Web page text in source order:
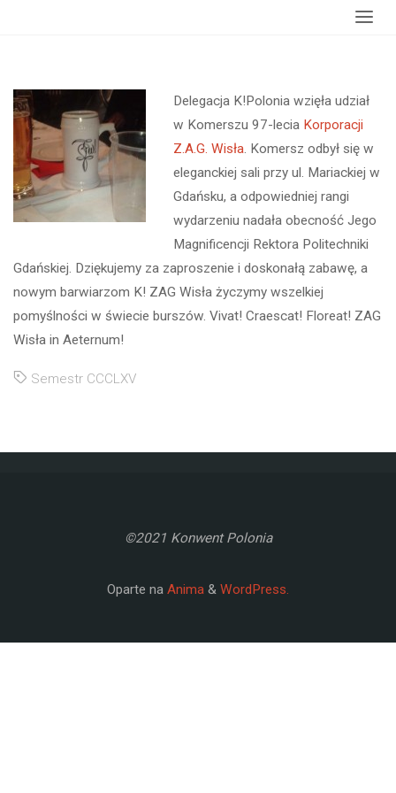
DelegacjaK!Polonia wzięła udział
w Komerszu 97-lecia Korporacji
Z.A.G. Wisła. Komersz odbył się w
eleganckiej sali przy ul. Mariackiej w
Gdańsku, a odpowiedniej rangi
wydarzeniu nadała obecność Jego
Magnificencji Rektora Politechniki
Gdańskiej. Dziękujemy za zaproszenie i doskonałą zabawę, a
nowym barwiarzom K! ZAG Wisła życzymy wszelkiej
pomyślności w świecie burszów. Vivat! Craescat! Floreat! ZAG
Wisła in Aeternum!
Semestr CCCLXV
©2021 Konwent Polonia
Oparte na Anima & WordPress.